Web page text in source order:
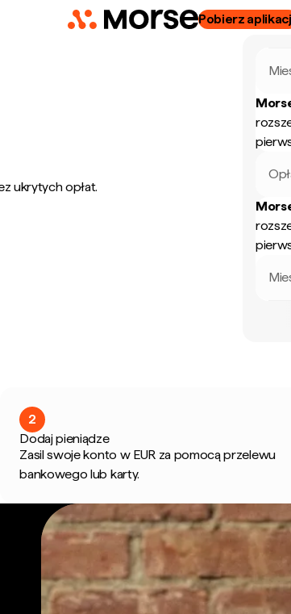
Pobierz
ukrytych opłat.
2
Dodaj pieniądze
Zasil swoje konto w EUR za pomocą przelewu
bankowego lub karty.